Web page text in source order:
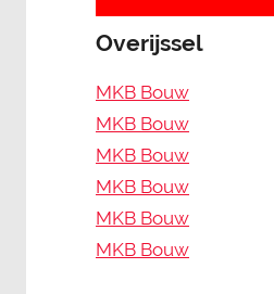
Overijssel
MKB Bouw
MKB Bouw
MKB Bouw
MKB Bouw
MKB Bouw
MKB Bouw